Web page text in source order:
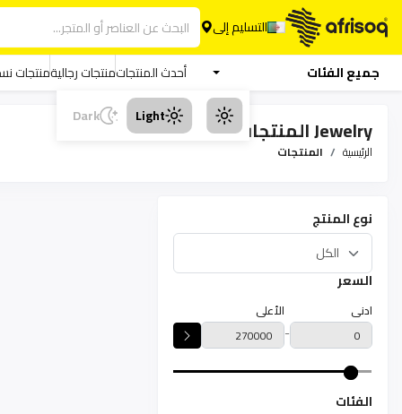
التسليم إلى
جميع الفئات أحدث المنتجاتمنتجات رجاليةمنتجات
Light
Dark Jewelry المنتجات
الرئيسية المنتجات
نوع المنتج
السعر
ادنى
-
الأعلى
الفئات